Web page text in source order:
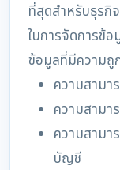
ที่สุดสำหรับธุรกิ
ในการจัดการข้
ข้อมูลที่มีความถู
ความสามา
ความสามา
ความสามา
บัญชี